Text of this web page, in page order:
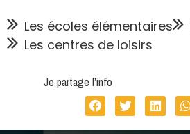
Les écoles élémentaires
Les centres de loisirs
Je partage l’info